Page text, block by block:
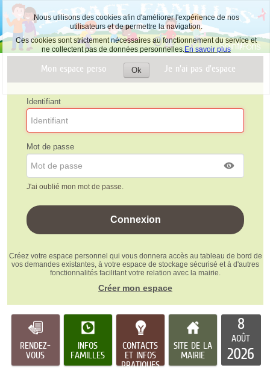
Nous utilisons des cookies afin d'améliorer l'expérience de nos
utilisateurs et de permettre la navigation.
Ces cookies sont strictement nécessaires au fonctionnement du service et
ne collectent pas de données personnelles.En savoir plus
Ok
Accepter
cookies
Mon espace perso Je n'ai pas d'espace
Identifiant
Mot de passe
J'ai oublié mon mot de passe.
Créez votre espace personnel qui vous donnera accès au tableau de bord de
vos demandes existantes, à votre espace de stockage sécurisé et à d'autres
fonctionnalités facilitant votre relation avec la mairie.
Créer mon espace
RENDEZ-
VOUS
INFOS
FAMILLES
CONTACTS
ET INFOS
PRATIQUES
SITE DE LA
MAIRIE
8
AOÛT
2026